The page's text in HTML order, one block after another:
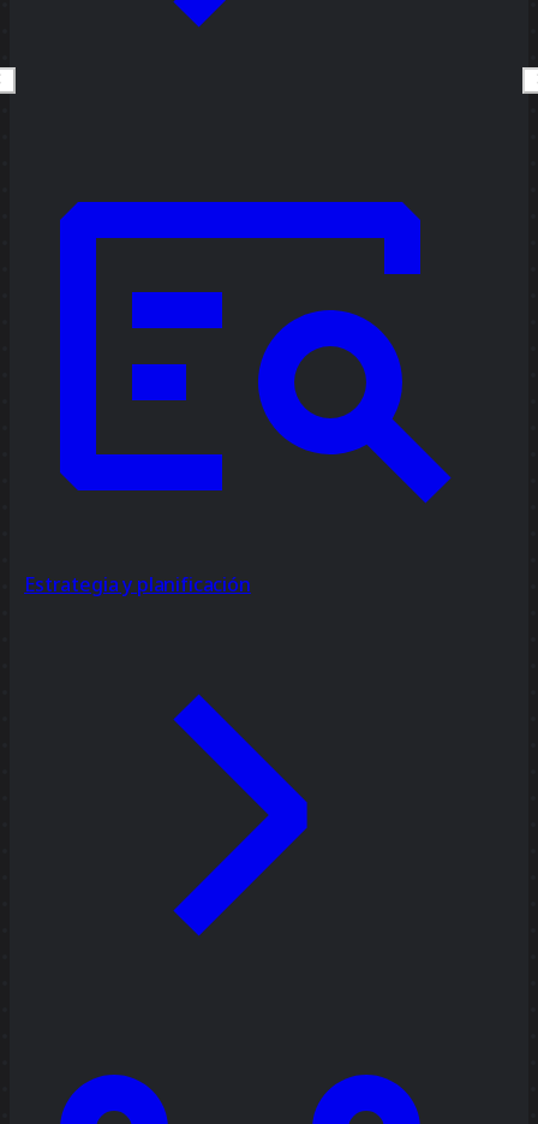
Estrategia y planificación